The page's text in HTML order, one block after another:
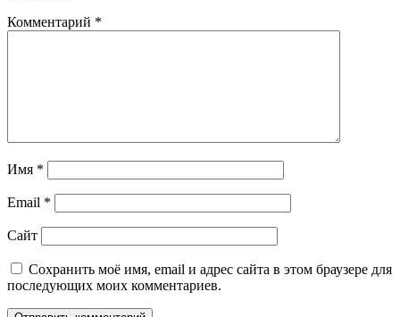
Комментарий *
Имя *
Email *
Сайт
Сохранить моё имя, email и адрес сайта в этом браузере для
последующих моих комментариев.